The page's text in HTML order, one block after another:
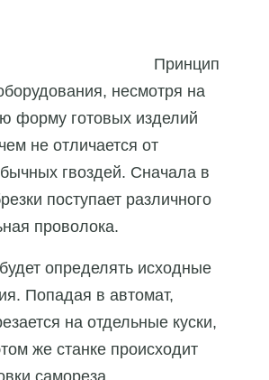
Принцип
несмотря на
форму готовых изделий
не отличается от
гвоздей. Сначала в
поступает различного
проволока.
определять исходные
Попадая в автомат,
на отдельные куски,
же станке происходит